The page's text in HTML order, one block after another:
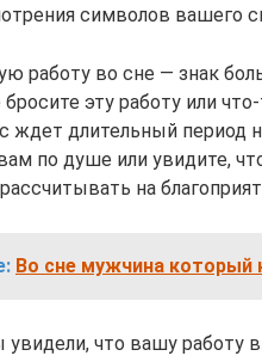
символов вашего
работу во сне — знак
эту работу или
ждет длительный период
по душе или увидите,
на
Во сне мужчина который
что вашу работу